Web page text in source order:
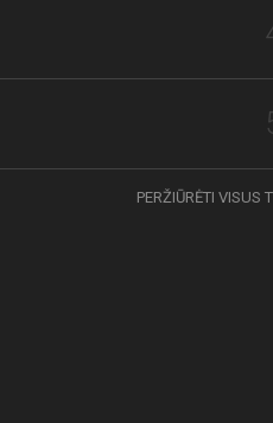
PERŽIŪRĖTI VISUS